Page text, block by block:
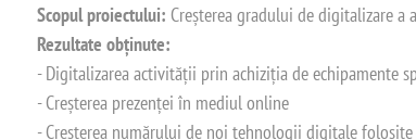
Scopul proiectului: Creșterea gradului de digitalizare
Rezultate obținute:
- Digitalizarea activității prin achiziția de echipamente
- Creșterea prezenței în mediul online
- Creșterea numărului de noi tehnologii digitale folosite